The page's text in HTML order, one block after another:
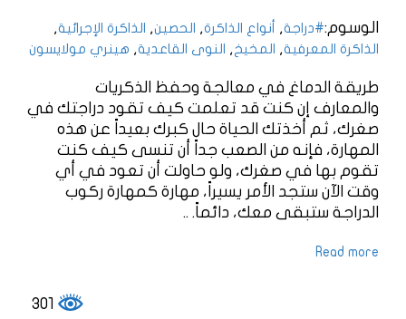
الوسوم:#دراجة, أنواع الذاكرة, الحصين, الذاكرة الإجرائية,
الذاكرة المعرفية, المخيخ , النوى القاعدية, هينري مولايسون
طريقة الدماغ في معالجة وحفظ الذكريات
والمعارف إن كنت قد تعلمت كيف تقود دراجتك في
صغرك، ثم أخذتك الحياة حال كبرك بعيداً عن هذه
المهارة، فإنه من الصعب جداً أن تنسى كيف كنت
تقوم بها في صغرك، ولو حاولت أن تعود في أي
وقت الآن ستجد الأمر يسيراً، مهارة كمهارة ركوب
الدراجة ستبقى معك، دائماً. ..
Read more